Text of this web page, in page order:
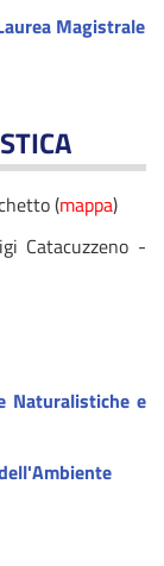
Magistrale
(mappa)
Catacuzzeno -
Naturalistiche e